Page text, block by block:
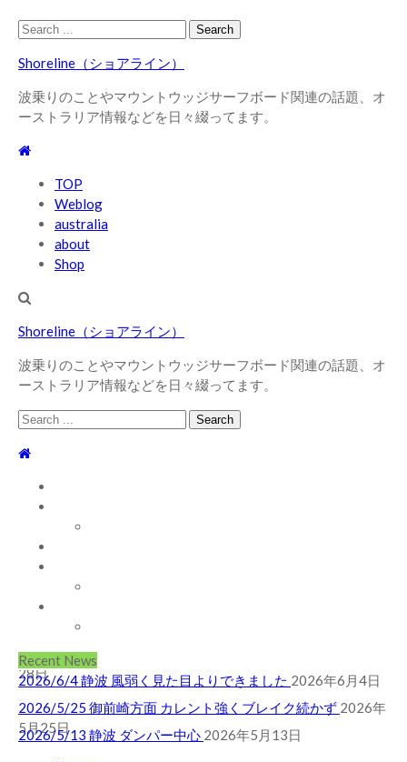
Skip
navigation
Skip
content
Search
Shoreline（ショアライン）
波乗りのことやマウントウッジサーフボード関連の話題、オ
ーストラリア情報などを日々綴ってます。
TOP
Weblog
australia
about
Shop
Shoreline（ショアライン）
波乗りのことやマウントウッジサーフボード関連の話題、オ
ーストラリア情報などを日々綴ってます。
Search
Recent News
2026/5/25 御前崎方面 カレント強くブレイク続かず
2026/5/12 静波 久しぶりにいい波
2026/7/28 御前崎方面 よれ入ったダンパー多め
28日
2026/6/4 静波 風弱く見た目よりできました 2026年6月4日
2026/5/25 御前崎方面 カレント強くブレイク続かず 2026年
5月25日
2026/5/13 静波 ダンパー中心 2026年5月13日